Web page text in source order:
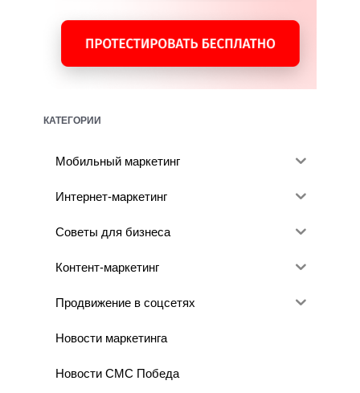
КАТЕГОРИИ
Мобильный маркетинг
Интернет-маркетинг
Советы для бизнеса
Контент-маркетинг
Продвижение в соцсетях
Новости маркетинга
Новости СМС Победа